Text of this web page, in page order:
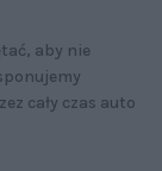
aby nie
cały czas auto